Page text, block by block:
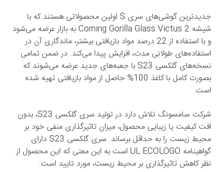
جدیدترین گوشی‌های سری S اولین محصولاتی هستند که با
شیشه Corning Gorilla Glass Victus 2 به بازار عرضه می‌شود
و با استفاده از 22 درصد مواد بازیافتی بیشتر، ماندگاری آن در
استفاده‌های طولانی مدت، افزایش پیدا می‌کند. در ضمن تمامی
نسخه‌های گلکسی S23 با جعبه‌های جدید عرضه می‌شوند که
بصورت کامل با کاغذ 100% حاصل از مواد بازیافتی تهیه شده
‌است.
شرکت سامسونگ تلاش دارد در تولید سری گلکسی S23، بدون
افت کیفیت یا زیبایی محصول، میزان تاثیرگذاری منفی خود بر
محیط زیست را به حداقل برساند. سری گلکسی S23 دارای
گواهینامه UL ECOLOGO است به این معنی که این محصول از
نظر کاهش تاثیرگذاری بر محیط زیست، مورد تایید است.